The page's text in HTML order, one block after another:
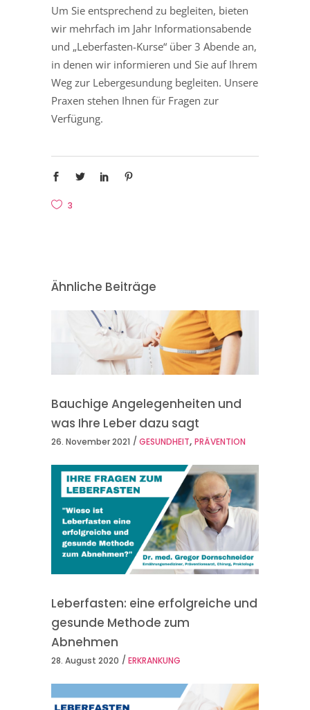
Um Sie entsprechend zu begleiten, bieten
wir mehrfach im Jahr Informationsabende
und „Leberfasten-Kurse“ über 3 Abende an,
in denen wir informieren und Sie auf Ihrem
Weg zur Lebergesundung begleiten. Unsere
Praxen stehen Ihnen für Fragen zur
Verfügung.
3
Ähnliche Beiträge
Bauchige Angelegenheiten und
was Ihre Leber dazu sagt
26. November 2021 GESUNDHEIT, PRÄVENTION
Leberfasten: eine erfolgreiche und
gesunde Methode zum
Abnehmen
28. August 2020 ERKRANKUNG